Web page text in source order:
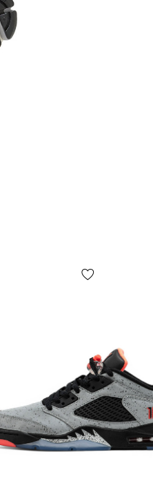
использования
сетка. Для
Как понять где
Большинство
вкусовых